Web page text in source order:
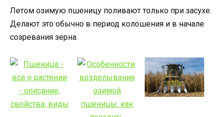
Летом озимую пшеницу поливают только при засухе.
Делают это обычно в период колошения и в начале
созревания зерна.